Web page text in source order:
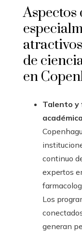
Aspectos
de
en
Talento y
continuo
expertos
Los
generan